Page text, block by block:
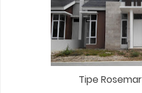
Tipe